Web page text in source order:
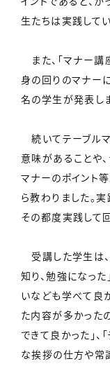
生たちは実践してい
また、「マナー講
身の回りのマナー
名の学生が発表し
続いてテーブル
意味があることや
マナーのポイント
ら教わりました。
その都度実践して
受講した学生は
知り、勉強になった
いなども学べて良
た内容が多かった
できて良かった」
な挨拶の仕方や常